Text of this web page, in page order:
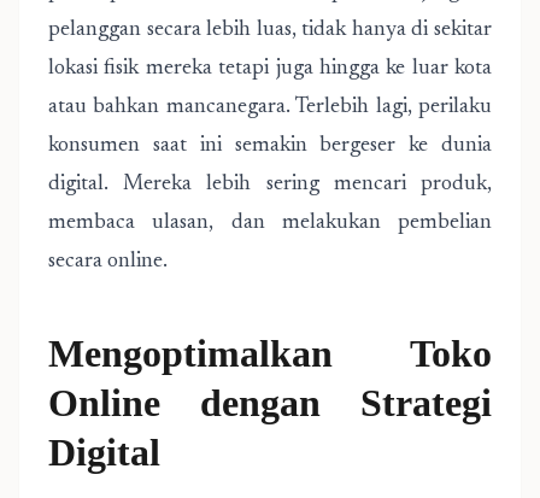
pelanggan secara lebih luas, tidak hanya di sekitar
lokasi fisik mereka tetapi juga hingga ke luar kota
atau bahkan mancanegara. Terlebih lagi, perilaku
konsumen saat ini semakin bergeser ke dunia
digital. Mereka lebih sering mencari produk,
membaca ulasan, dan melakukan pembelian
secara online.
Mengoptimalkan Toko
Online dengan Strategi
Digital